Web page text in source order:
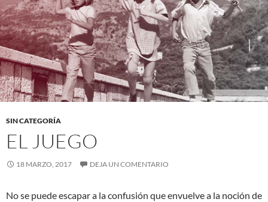
SIN CATEGORÍA
EL JUEGO
18 MARZO, 2017 DEJA UN COMENTARIO
No se puede escapar a la confusión que envuelve a la noción de